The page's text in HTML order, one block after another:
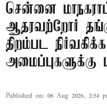
சென்னை
ஆதரவற்றோர்
திறம்பட
அமைப்புகளுக்கு
Published on: 06 Aug 2026, 2:54